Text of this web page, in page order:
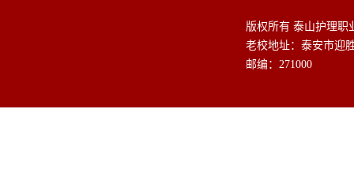
版权所有 泰山护理职
老校地址：泰安市
邮编：271000